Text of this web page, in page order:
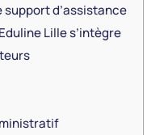
support d’assistance
Lille s’intègre